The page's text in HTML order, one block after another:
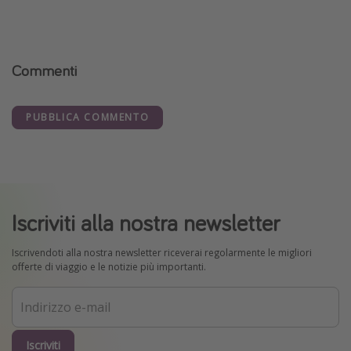
Commenti
PUBBLICA COMMENTO
Iscriviti alla nostra newsletter
Iscrivendoti alla nostra newsletter riceverai regolarmente le migliori
offerte di viaggio e le notizie più importanti.
Iscriviti